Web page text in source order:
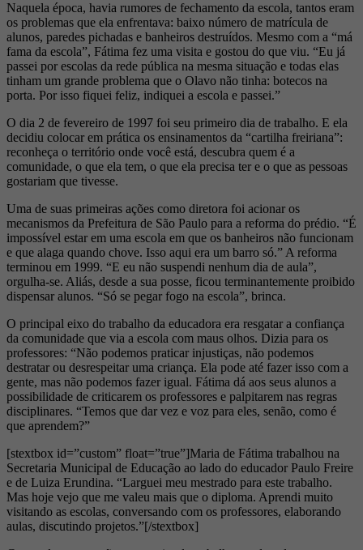
Naquela época, havia rumores de fechamento da escola, tantos eram
os problemas que ela enfrentava: baixo número de matrícula de
alunos, paredes pichadas e banheiros destruídos. Mesmo com a “má
fama da escola”, Fátima fez uma visita e gostou do que viu. “Eu já
passei por escolas da rede pública na mesma situação e todas elas
tinham um grande problema que o Olavo não tinha: botecos na
porta. Por isso fiquei feliz, indiquei a escola e passei.”
O dia 2 de fevereiro de 1997 foi seu primeiro dia de trabalho. E ela
decidiu colocar em prática os ensinamentos da “cartilha freiriana”:
reconheça o território onde você está, descubra quem é a
comunidade, o que ela tem, o que ela precisa ter e o que as pessoas
gostariam que tivesse.
Uma de suas primeiras ações como diretora foi acionar os
mecanismos da Prefeitura de São Paulo para a reforma do prédio. “É
impossível estar em uma escola em que os banheiros não funcionam
e que alaga quando chove. Isso aqui era um barro só.” A reforma
terminou em 1999. “E eu não suspendi nenhum dia de aula”,
orgulha-se. Aliás, desde a sua posse, ficou terminantemente proibido
dispensar alunos. “Só se pegar fogo na escola”, brinca.
O principal eixo do trabalho da educadora era resgatar a confiança
da comunidade que via a escola com maus olhos. Dizia para os
professores: “Não podemos praticar injustiças, não podemos
destratar ou desrespeitar uma criança. Ela pode até fazer isso com a
gente, mas não podemos fazer igual. Fátima dá aos seus alunos a
possibilidade de criticarem os professores e palpitarem nas regras
disciplinares. “Temos que dar vez e voz para eles, senão, como é
que aprendem?”
[stextbox id=”custom” float=”true”]Maria de Fátima trabalhou na
Secretaria Municipal de Educação ao lado do educador Paulo Freire
e de Luiza Erundina. “Larguei meu mestrado para este trabalho.
Mas hoje vejo que me valeu mais que o diploma. Aprendi muito
visitando as escolas, conversando com os professores, elaborando
aulas, discutindo projetos.”[/stextbox]